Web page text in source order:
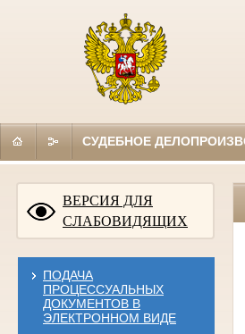
СУДЕБНОЕ
ВЕРСИЯ ДЛЯ
СЛАБОВИДЯЩИХ
ПОДАЧА
ПРОЦЕССУАЛЬНЫХ
ДОКУМЕНТОВ В
ЭЛЕКТРОННОМ ВИДЕ